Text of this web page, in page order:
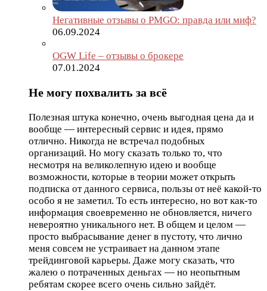
Негативные отзывы о PMGO: правда или миф?
06.09.2024
OGW Life – отзывы о брокере
07.01.2024
Не могу похвалить за всё
Полезная штука конечно, очень выгодная цена да и
вообще — интересный сервис и идея, прямо
отлично. Никогда не встречал подобных
организаций. Но могу сказать только то, что
несмотря на великолепную идею и вообще
возможности, которые в теории может открыть
подписка от данного сервиса, пользы от неё какой-то
особо я не заметил. То есть интересно, но вот как-то
информация своевременно не обновляется, ничего
невероятно уникального нет. В общем и целом —
просто выбрасывание денег в пустоту, что лично
меня совсем не устраивает на данном этапе
трейдинговой карьеры. Даже могу сказать, что
жалею о потраченных деньгах — но неопытным
ребятам скорее всего очень сильно зайдёт.